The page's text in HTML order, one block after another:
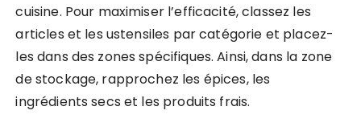
cuisine. Pour maximiser l’efficacité, classez les
articles et les ustensiles par catégorie et placez-
les dans des zones spécifiques. Ainsi, dans la zone
de stockage, rapprochez les épices, les
ingrédients secs et les produits frais.